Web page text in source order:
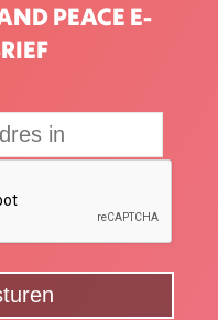
PEACE E-